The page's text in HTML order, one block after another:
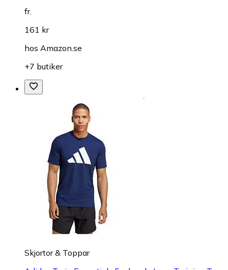
fr.
161 kr
hos Amazon.se
+7 butiker
Skjortor & Toppar